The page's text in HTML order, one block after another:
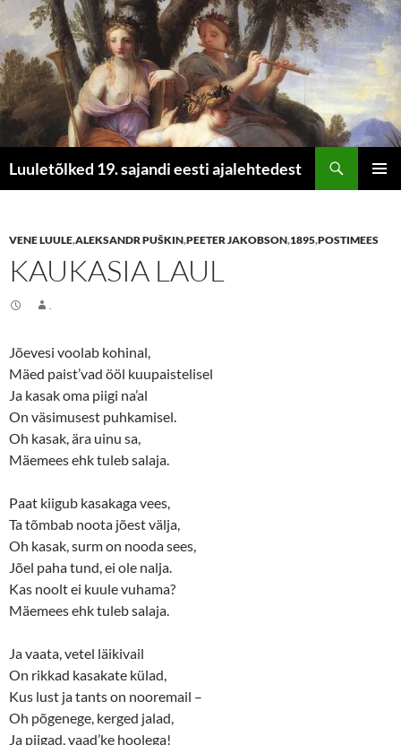
Luuletõlked 19. sajandi eesti ajalehtedest
VENE LUULE,ALEKSANDR PUŠKIN,PEETER JAKOBSON,1895,POSTIMEES
KAUKASIA LAUL
Jõevesi voolab kohinal,
Mäed paist’vad ööl kuupaistelisel
Ja kasak oma piigi na’al
On väsimusest puhkamisel.
Oh kasak, ära uinu sa,
Mäemees ehk tuleb salaja.
Paat kiigub kasakaga vees,
Ta tõmbab noota jõest välja,
Oh kasak, surm on nooda sees,
Jõel paha tund, ei ole nalja.
Kas noolt ei kuule vuhama?
Mäemees ehk tuleb salaja.
Ja vaata, vetel läikivail
On rikkad kasakate külad,
Kus lust ja tants on nooremail –
Oh põgenege, kerged jalad,
Ja piigad, vaad’ke hoolega!